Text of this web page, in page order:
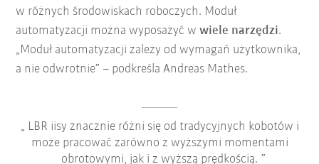
w różnych środowiskach roboczych. Moduł
automatyzacji można wyposażyć wwiele narzędzi.
„Moduł automatyzacji zależy od wymagań użytkownika,
a nie odwrotnie” – podkreśla Andreas Mathes.
LBR iisy znacznie różni się od tradycyjnych kobotów i
może pracować zarówno z wyższymi momentami
obrotowymi, jak i z wyższą prędkością.